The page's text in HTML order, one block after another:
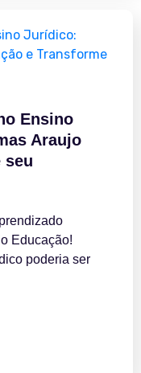
Ensino
Araujo
seu
Educação!
poderia ser